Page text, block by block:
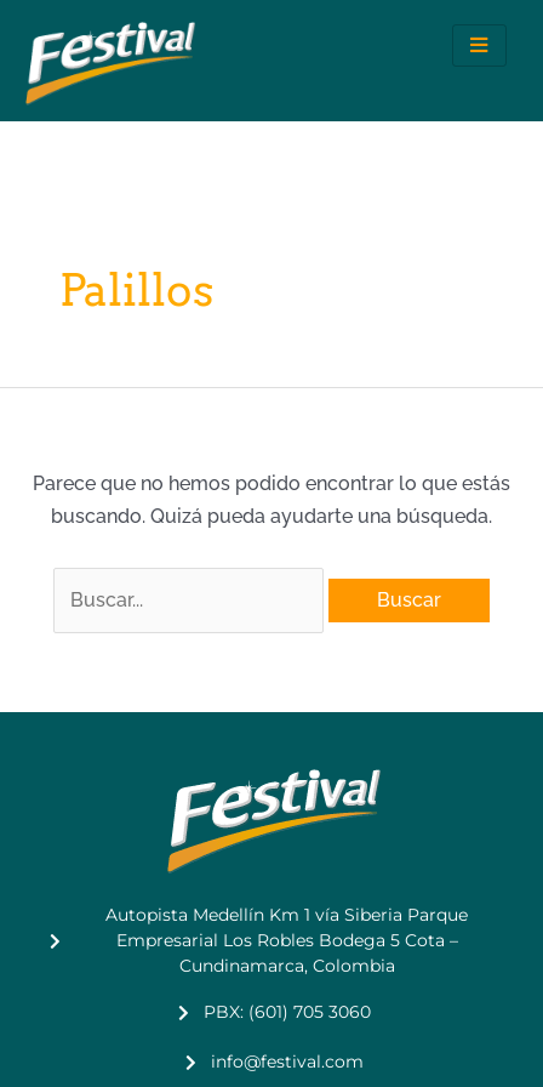
contenido
Palillos
Parece que no hemos podido encontrar lo que estás
buscando. Quizá pueda ayudarte una búsqueda.
por:
Autopista Medellín Km 1 vía Siberia Parque
Empresarial Los Robles Bodega 5 Cota –
Cundinamarca, Colombia
PBX: (601) 705 3060
info@festival.com